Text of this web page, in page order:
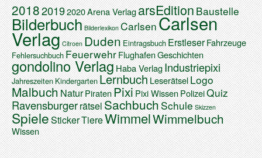
201820192020Arena VerlagarsEditionBaustelle
Bilderbuch Bilderlexikon CarlsenCarlsen
Verlag Citroen DudenEintragsbuchErstleserFahrzeuge
FehlersuchbuchFeuerwehrFlughafenGeschichten
gondolino VerlagHaba VerlagIndustriepixi
JahreszeitenKindergartenLernbuchLeserätselLogo
MalbuchNaturPiratenPixiPixi WissenPolizeiQuiz
RavensburgerrätselSachbuchSchule Skizzen
SpieleStickerTiereWimmelWimmelbuch
Wissen